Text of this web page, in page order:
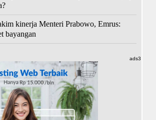
kinerja Menteri Prabowo, Emrus:
bayangan
ads3